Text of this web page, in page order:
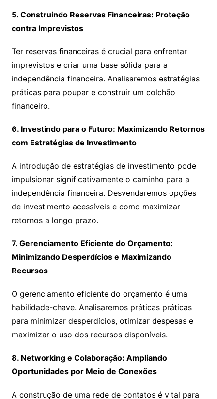
5. Construindo Reservas Financeiras: Proteção
contra Imprevistos
Ter reservas financeiras é crucial para enfrentar
imprevistos e criar uma base sólida para a
independência financeira. Analisaremos estratégias
práticas para poupar e construir um colchão
financeiro.
6. Investindo para o Futuro: Maximizando Retornos
com Estratégias de Investimento
A introdução de estratégias de investimento pode
impulsionar significativamente o caminho para a
independência financeira. Desvendaremos opções
de investimento acessíveis e como maximizar
retornos a longo prazo.
7. Gerenciamento Eficiente do Orçamento:
Minimizando Desperdícios e Maximizando
Recursos
O gerenciamento eficiente do orçamento é uma
habilidade-chave. Analisaremos práticas práticas
para minimizar desperdícios, otimizar despesas e
maximizar o uso dos recursos disponíveis.
8. Networking e Colaboração: Ampliando
Oportunidades por Meio de Conexões
A construção de uma rede de contatos é vital para